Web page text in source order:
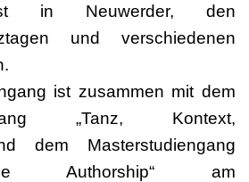
in Neuwerder, den
und verschiedenen
ist zusammen mit dem
„Tanz, Kontext,
dem Masterstudiengang
Authorship“ am